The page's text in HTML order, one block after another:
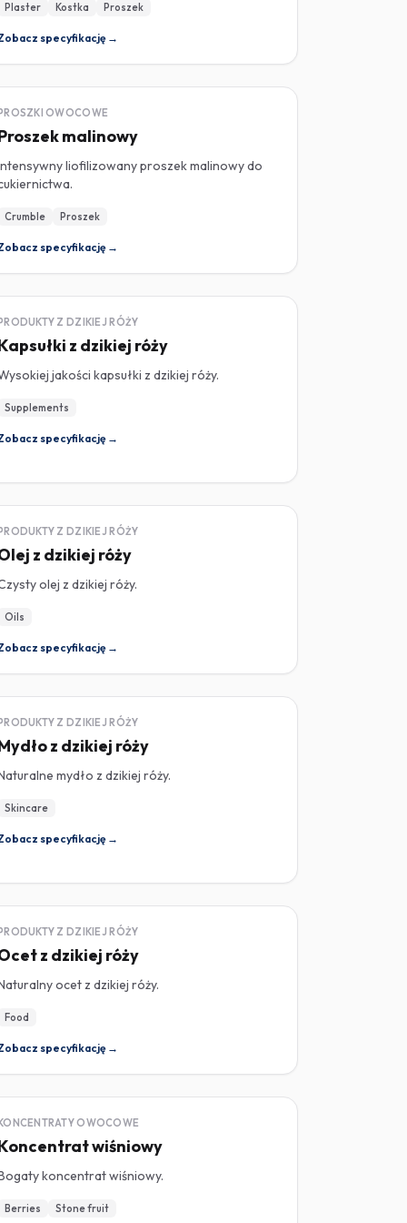
Plaster Kostka Proszek
specyfikację →
LIOFILIZOWANYOWOCOWE
malinowy
liofilizowany proszek malinowy do
Crumble Proszek
specyfikację →
DZIKA RÓŻAZ DZIKIEJ RÓŻY
z dzikiej róży
jakości kapsułki z dzikiej róży.
Supplements
specyfikację →
DZIKA RÓŻAZ DZIKIEJ RÓŻY
z dzikiej róży
olej z dzikiej róży.
Oils
specyfikację →
DZIKA RÓŻAZ DZIKIEJ RÓŻY
z dzikiej róży
mydło z dzikiej róży.
Skincare
specyfikację →
DZIKA RÓŻAZ DZIKIEJ RÓŻY
z dzikiej róży
ocet z dzikiej róży.
Food
specyfikację →
KONCENTRAT OWOCOWE
wiśniowy
koncentrat wiśniowy.
Berries Stone fruit